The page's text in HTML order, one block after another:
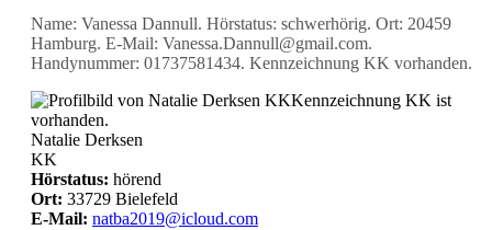
Name: Vanessa Dannull. Hörstatus: schwerhörig. Ort: 20459
Hamburg. E-Mail: Vanessa.Dannull@gmail.com.
Handynummer: 01737581434. Kennzeichnung KK vorhanden.
KKKennzeichnung KK ist
vorhanden.
Natalie Derksen
KK
Hörstatus: hörend
Ort: 33729 Bielefeld
E-Mail: natba2019@icloud.com